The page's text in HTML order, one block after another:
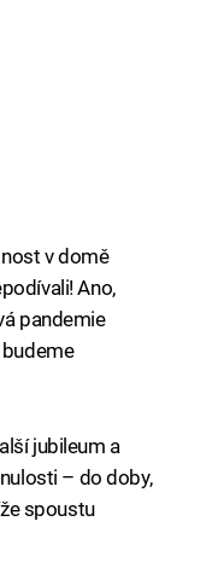
v domě
Ano,
pandemie
jubileum a
– do doby,
spoustu